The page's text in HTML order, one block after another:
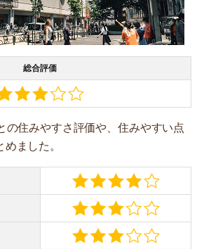
総合評価
の住みやすさ評価や、住みやすい点
ました。